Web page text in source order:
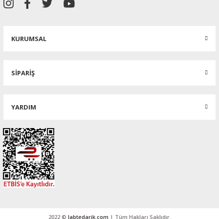
KURUMSAL
SİPARİŞ
YARDIM
2022 © labtedarik.com | Tüm Hakları Saklıdır.